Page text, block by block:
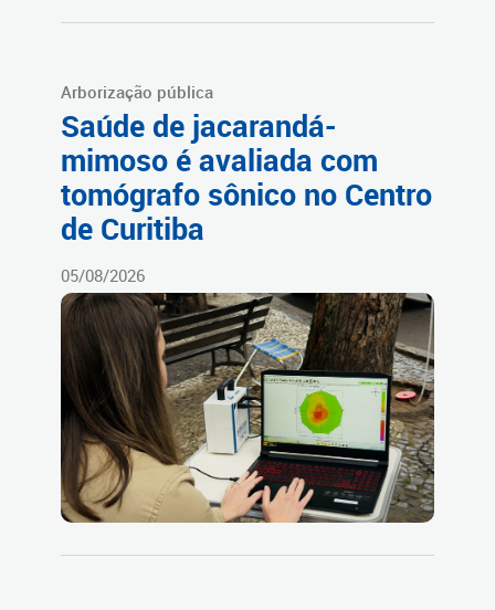
Arborização pública
Saúde de jacarandá-
mimoso é avaliada com
tomógrafo sônico no Centro
de Curitiba
05/08/2026